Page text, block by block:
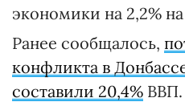
экономики на 2,2% на
Ранее сообщалось,
конфликта в
составили 20,4% ВВП.